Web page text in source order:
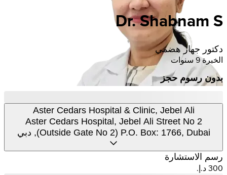
Dr. Shabnam S
دكتور جهاز هضمي
الخبرة 9 سنوات
بدون رسوم حجز
Aster Cedars Hospital & Clinic, Jebel Ali
Aster Cedars Hospital, Jebel Ali Street No 2
(Outside Gate No 2) P.O. Box: 1766, Dubai, دبي
رسم الاستشارة